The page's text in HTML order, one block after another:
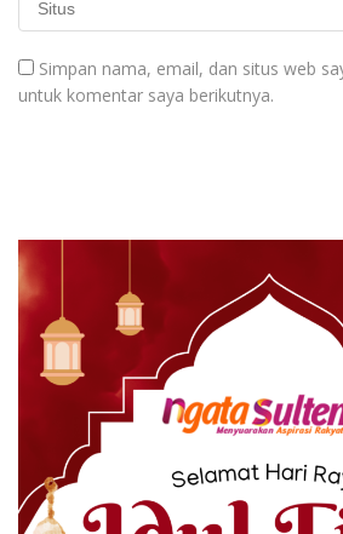
Simpan nama, email, dan situs web
untuk komentar saya berikutnya.